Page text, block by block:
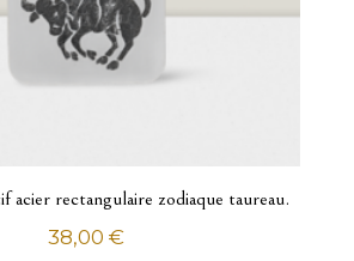
acier rectangulaire zodiaque taureau.
38,00 €